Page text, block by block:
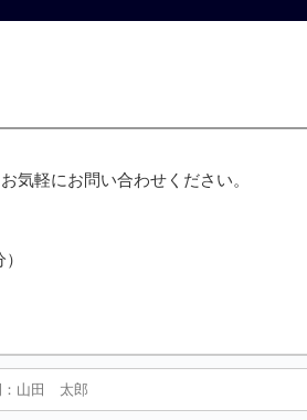
気軽にお問い合わせください。